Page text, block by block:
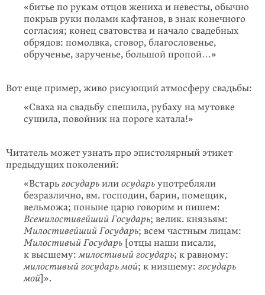
«битье по рукам отцов жениха и невесты, обычно
покрыв руки полами кафтанов, в знак конечного
согласия; конец сватовства и начало свадеб­ных
обрядов: помолвка, сговор, благословенье,
обрученье, зарученье, большой пропой…»
Вот еще пример, живо рисующий атмосферу свадьбы:
«Сваха на свадьбу спешила, рубаху на мутовке
сушила, повойник на пороге катала!»
Читатель может узнать про эпистолярный этикет
предыдущих поколений:
«Встарь государь или осударь употребляли
безразлично, вм. господин, барин, помещик,
вельможа; поныне царю говорим и пишем:
Всемило­стивейший Государь; велик. князьям:
Милостивейший Государь; всем частным лицам:
Милостивый Государь [отцы наши писали,
к высшему:милостивый государь; к равному:
милостивый государь мой; к низшему: государь
мой]».